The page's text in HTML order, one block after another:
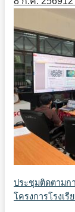
ประชุมติดตามก
โครงการโรงเ